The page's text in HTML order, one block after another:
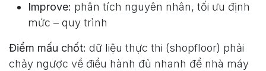
Improve: phân tích nguyên nhân, tối ưu định
mức – quy trình
Điểm mấu chốt: dữ liệu thực thi (shopfloor) phải
chảy ngược về điều hành đủ nhanh để nhà máy